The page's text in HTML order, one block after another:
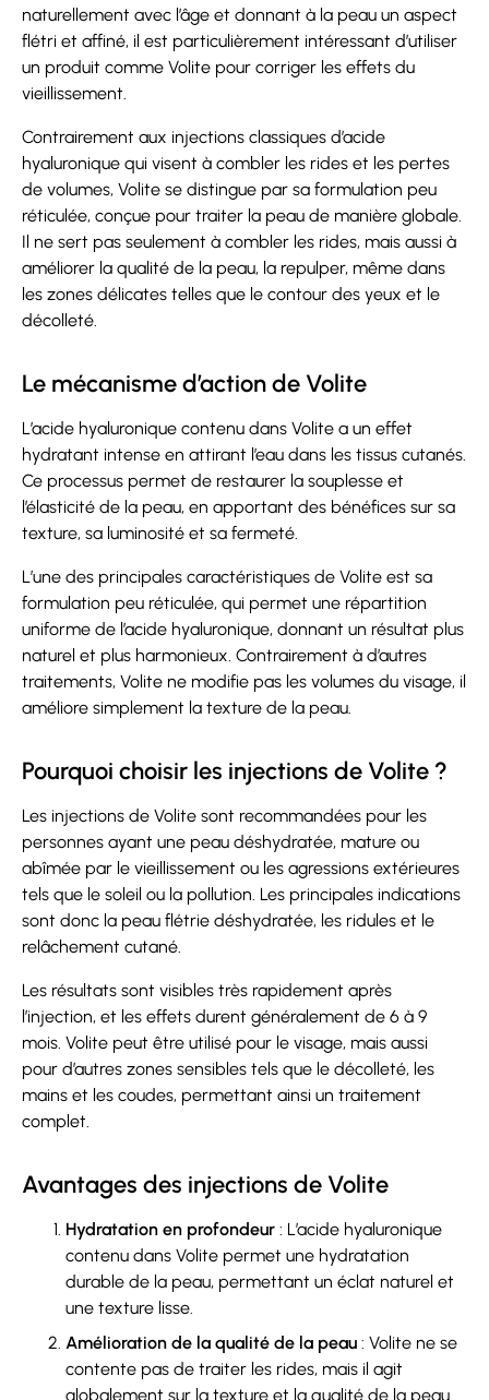
naturellement avec l’âge et donnant à la peau un aspect
flétri et affiné, il est particulièrement intéressant d’utiliser
un produit comme Volite pour corriger les effets du
vieillissement.
Contrairement aux injections classiques d’acide
hyaluronique qui visent à combler les rides et les pertes
de volumes, Volite se distingue par sa formulation peu
réticulée, conçue pour traiter la peau de manière globale.
Il ne sert pas seulement à combler les rides, mais aussi à
améliorer la qualité de la peau, la repulper, même dans
les zones délicates telles que le contour des yeux et le
décolleté.
Le mécanisme d’action de Volite
L’acide hyaluronique contenu dans Volite a un effet
hydratant intense en attirant l’eau dans les tissus cutanés.
Ce processus permet de restaurer la souplesse et
l’élasticité de la peau, en apportant des bénéfices sur sa
texture, sa luminosité et sa fermeté.
L’une des principales caractéristiques de Volite est sa
formulation peu réticulée, qui permet une répartition
uniforme de l’acide hyaluronique, donnant un résultat plus
naturel et plus harmonieux. Contrairement à d’autres
traitements, Volite ne modifie pas les volumes du visage, il
améliore simplement la texture de la peau.
Pourquoi choisir les injections de Volite ?
Les injections de Volite sont recommandées pour les
personnes ayant une peau déshydratée, mature ou
abîmée par le vieillissement ou les agressions extérieures
tels que le soleil ou la pollution. Les principales indications
sont donc la peau flétrie déshydratée, les ridules et le
relâchement cutané.
Les résultats sont visibles très rapidement après
l’injection, et les effets durent généralement de 6 à 9
mois. Volite peut être utilisé pour le visage, mais aussi
pour d’autres zones sensibles tels que le décolleté, les
mains et les coudes, permettant ainsi un traitement
complet.
Avantages des injections de Volite
Hydratation en profondeur : L’acide hyaluronique
contenu dans Volite permet une hydratation
durable de la peau, permettant un éclat naturel et
une texture lisse.
Amélioration de la qualité de la peau : Volite ne se
contente pas de traiter les rides, mais il agit
globalement sur la texture et la qualité de la peau